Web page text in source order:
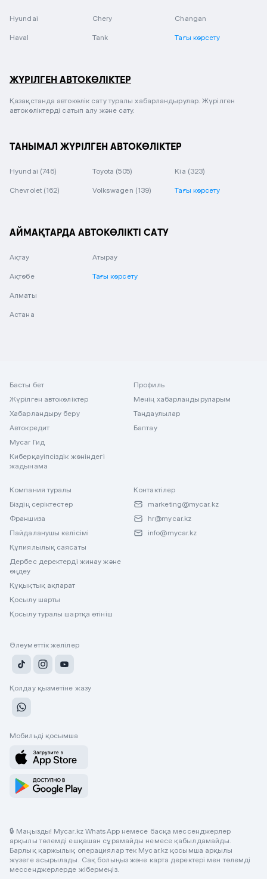
Hyundai Chery Changan
Haval Tank Тағы көрсету
ЖҮРІЛГЕН АВТОКӨЛІКТЕР
Қазақстанда автокөлік сату туралы хабарландырулар. Жүрілген
автокөліктерді сатып алу және сату.
ТАНЫМАЛ ЖҮРІЛГЕН АВТОКӨЛІКТЕР
Hyundai (746) Toyota (505) Kia (323)
Chevrolet (162) Volkswagen (139) Тағы көрсету
АЙМАҚТАРДА АВТОКӨЛІКТІ САТУ
Ақтау
Ақтөбе
Алматы
Астана
Атырау
Тағы көрсету
Басты бет
Жүрілген автокөліктер
Хабарландыру беру
Автокредит
Mycar Гид
Киберқауіпсіздік жөніндегі
жадынама
Профиль
Менің хабарландыруларым
Таңдаулылар
Баптау
Компания туралы
Біздің серіктестер
Франшиза
Пайдаланушы келісімі
Құпиялылық саясаты
Дербес деректерді жинау және
өңдеу
Құқықтық ақпарат
Қосылу шарты
Қосылу туралы шартқа өтініш
Контактілер
marketing@mycar.kz
hr@mycar.kz
info@mycar.kz
Әлеуметтік желілер
Қолдау қызметіне жазу
Мобильді қосымша
🔒 Маңызды! Mycar.kz WhatsApp немесе басқа мессенджерлер
арқылы төлемді ешқашан сұрамайды немесе қабылдамайды.
Барлық қаржылық операциялар тек Mycar.kz қосымша арқылы
жүзеге асырылады. Сақ болыңыз және карта деректері мен төлемді
мессенджерлерде жібермеңіз.